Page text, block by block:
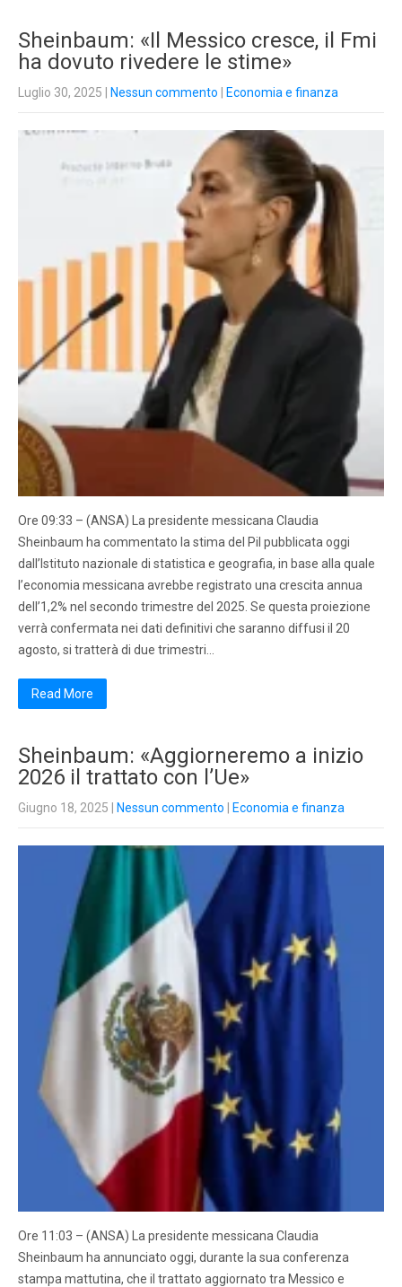
Sheinbaum: «Il Messico cresce, il Fmi
ha dovuto rivedere le stime»
Luglio 30, 2025 Nessun commento Economia e finanza
Ore 09:33 – (ANSA) La presidente messicana Claudia
Sheinbaum ha commentato la stima del Pil pubblicata oggi
dall’Istituto nazionale di statistica e geografia, in base alla quale
l’economia messicana avrebbe registrato una crescita annua
dell’1,2% nel secondo trimestre del 2025. Se questa proiezione
verrà confermata nei dati definitivi che saranno diffusi il 20
agosto, si tratterà di due trimestri…
Read More
Sheinbaum: «Aggiorneremo a inizio
2026 il trattato con l’Ue»
Giugno 18, 2025 Nessun commento Economia e finanza
Ore 11:03 – (ANSA) La presidente messicana Claudia
Sheinbaum ha annunciato oggi, durante la sua conferenza
stampa mattutina, che il trattato aggiornato tra Messico e